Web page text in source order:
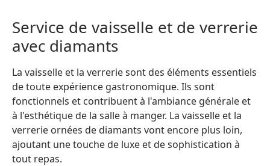
Service de vaisselle et de verrerie
avec diamants
La vaisselle et la verrerie sont des éléments essentiels
de toute expérience gastronomique. Ils sont
fonctionnels et contribuent à l'ambiance générale et
à l'esthétique de la salle à manger. La vaisselle et la
verrerie ornées de diamants vont encore plus loin,
ajoutant une touche de luxe et de sophistication à
tout repas.